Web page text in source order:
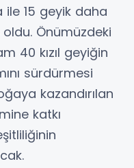
ile 15 geyik daha
oldu. Önümüzdeki
40 kızıl geyiğin
sürdürmesi
kazandırılan
katkı